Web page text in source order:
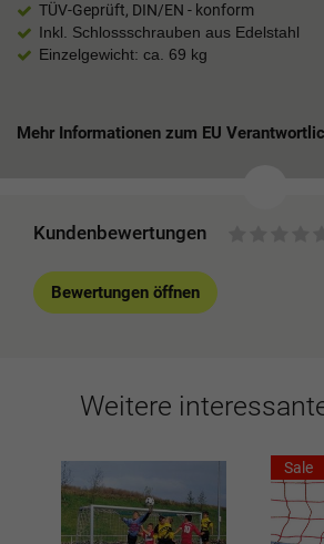
TÜV-Geprüft, DIN/EN - konform
Inkl. Schlossschrauben aus Edelstahl
Einzelgewicht: ca. 69 kg
Mehr Informationen zum EU
Kundenbewertungen
Bewertungen öffnen
Weitere
Sale